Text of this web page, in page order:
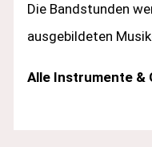
Die Bandstunden
ausgebildeten
Alle Instrumente &